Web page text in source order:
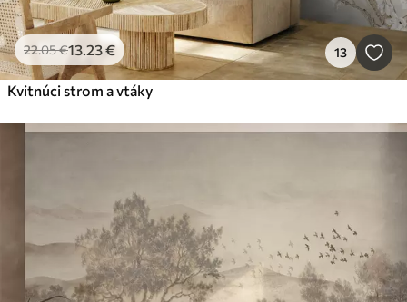
22.05€13.23€ 13
Kvitnúci strom a vtáky